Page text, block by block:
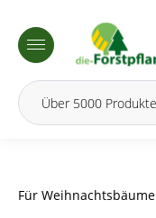
springen
Für Weihnachtsbäume